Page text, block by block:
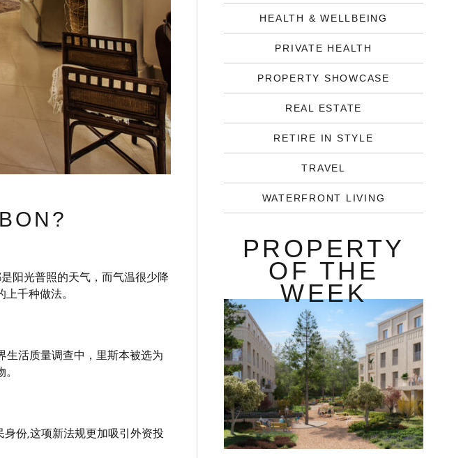
阳光普照的天气，而气温很少降
千种做法。
生活质量调查中，里斯本被选为
份,这项新法规更加吸引外资投
HEALTH & WELLBEING
PRIVATE HEALTH
PROPERTY SHOWCASE
REAL ESTATE
RETIRE IN STYLE
TRAVEL
WATERFRONT LIVING
PROPERTY
OF THE
WEEK